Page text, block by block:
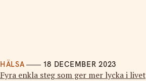
HÄLSA 18 DECEMBER 2023
Fyra enkla steg som ger mer lycka i livet